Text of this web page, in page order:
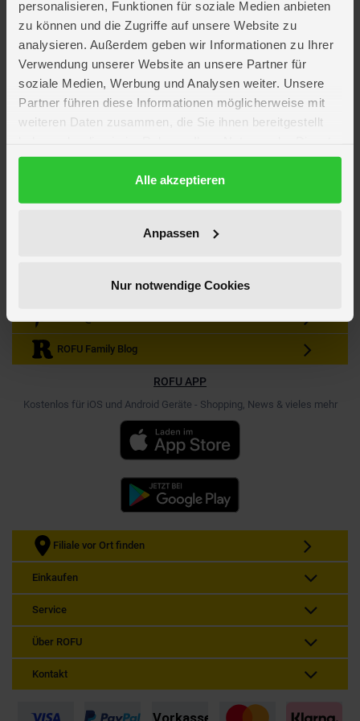
personalisieren, Funktionen für soziale Medien anbieten
zu können und die Zugriffe auf unsere Website zu
analysieren. Außerdem geben wir Informationen zu Ihrer
Verwendung unserer Website an unsere Partner für
soziale Medien, Werbung und Analysen weiter. Unsere
Partner führen diese Informationen möglicherweise mit
weiteren Daten zusammen, die Sie ihnen bereitgestellt
gesammelt haben.
DatenschutzerklärungAlle akzeptieren
Anpassen
Nur notwendige Cookies
Kein Angebot mehr verpassen
Zum Newsletter anmelden & Vorteile sichern
Anmelden
Gutscheine & Gewinnspiele
Neuheiten, Trends & Angebote
Werde unser Fan auf Facebook
ROFU Family Blog
ROFU APP
Kostenlos für iOS und Android Geräte - Shopping, News & vieles mehr
Filiale vor Ort finden
Einkaufen
Service
Über ROFU
Kontakt